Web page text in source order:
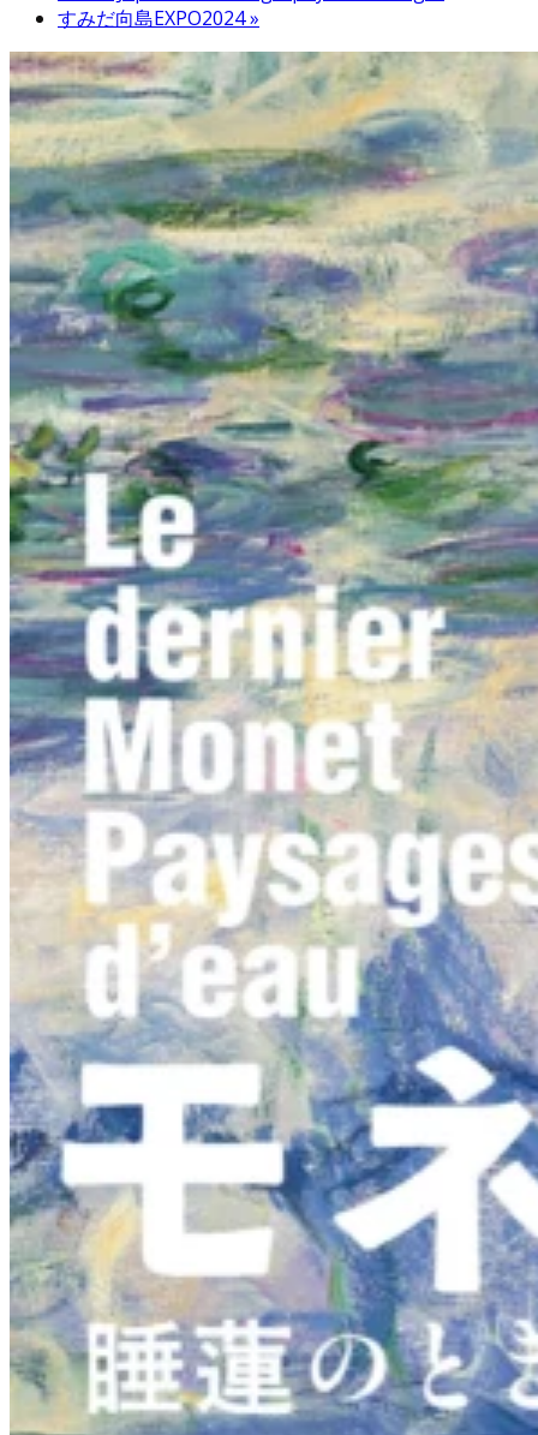
すみだ向島EXPO2024»